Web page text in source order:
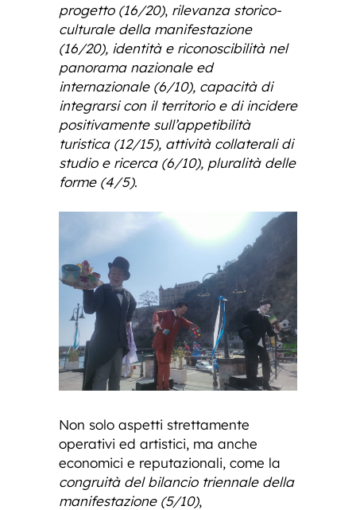
progetto (16/20), rilevanza storico-
culturale della manifestazione
(16/20), identità e riconoscibilità nel
panorama nazionale ed
internazionale (6/10), capacità di
integrarsi con il territorio e di incidere
positivamente sull’appetibilità
turistica (12/15), attività collaterali di
studio e ricerca (6/10), pluralità delle
forme (4/5).
Non solo aspetti strettamente
operativi ed artistici, ma anche
economici e reputazionali, come la
congruità del bilancio triennale della
manifestazione (5/10),